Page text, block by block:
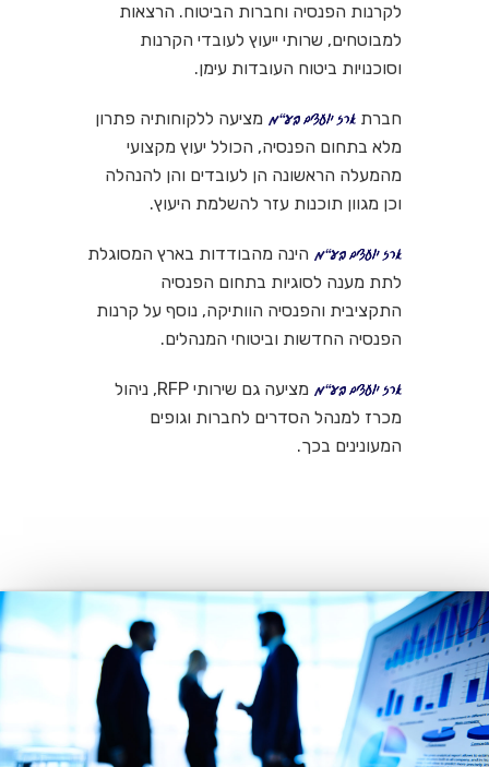
לקרנות הפנסיה וחברות הביטוח. הרצאות
למבוטחים, שרותי ייעוץ לעובדי הקרנות
וסוכנויות ביטוח העובדות עימן.
חברת
מציעה ללקוחותיה פתרון
מלא בתחום הפנסיה, הכולל יעוץ מקצועי
מהמעלה הראשונה הן לעובדים והן להנהלה
וכן מגוון תוכנות עזר להשלמת היעוץ.
הינה מהבודדות בארץ המסוגלת
לתת מענה לסוגיות בתחום הפנסיה
התקציבית והפנסיה הוותיקה, נוסף על קרנות
הפנסיה החדשות וביטוחי המנהלים.
מציעה גם שירותי RFP, ניהול
מכרז למנהל הסדרים לחברות וגופים
המעונינים בכך.